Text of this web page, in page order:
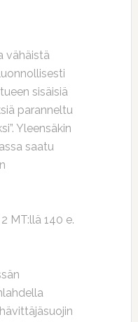
vähäistä
sisäisiä
paranneltu
Yleensäkin
saatu
MT:llä 140 e.